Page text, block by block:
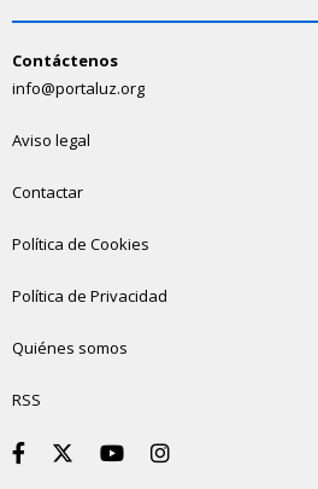
Contáctenos
info@portaluz.org
Aviso legal
Contactar
Política de Cookies
Política de Privacidad
Quiénes somos
RSS